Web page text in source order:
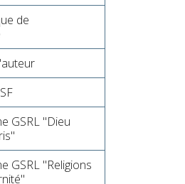
de
GSRL "Dieu
GSRL "Religions